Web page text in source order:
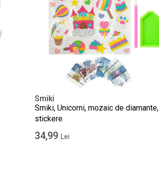
Smiki
Smiki, Unicorni, mozaic de diamante,
stickere
34,99 Lei